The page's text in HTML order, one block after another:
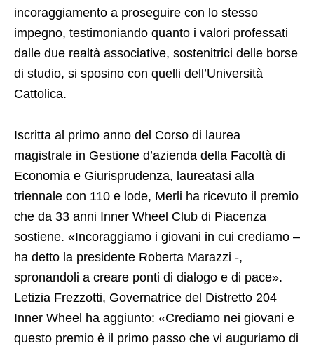
incoraggiamento a proseguire con lo stesso
impegno, testimoniando quanto i valori professati
dalle due realtà associative, sostenitrici delle borse
di studio, si sposino con quelli dell’Università
Cattolica.
Iscritta al primo anno del Corso di laurea
magistrale in Gestione d’azienda della Facoltà di
Economia e Giurisprudenza, laureatasi alla
triennale con 110 e lode, Merli ha ricevuto il premio
che da 33 anni Inner Wheel Club di Piacenza
sostiene. «Incoraggiamo i giovani in cui crediamo –
ha detto la presidente Roberta Marazzi -,
spronandoli a creare ponti di dialogo e di pace».
Letizia Frezzotti, Governatrice del Distretto 204
Inner Wheel ha aggiunto: «Crediamo nei giovani e
questo premio è il primo passo che vi auguriamo di